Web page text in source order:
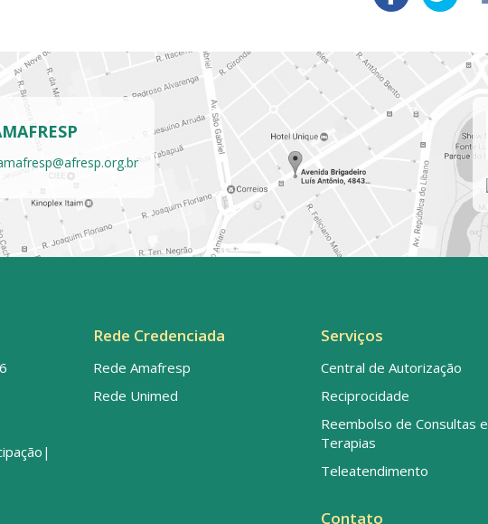
Rede Credenciada
Rede Amafresp
Rede Unimed
Serviços
Central de Autorização
Reciprocidade
Reembolso de Consultas e
Terapias
Teleatendimento
Contato